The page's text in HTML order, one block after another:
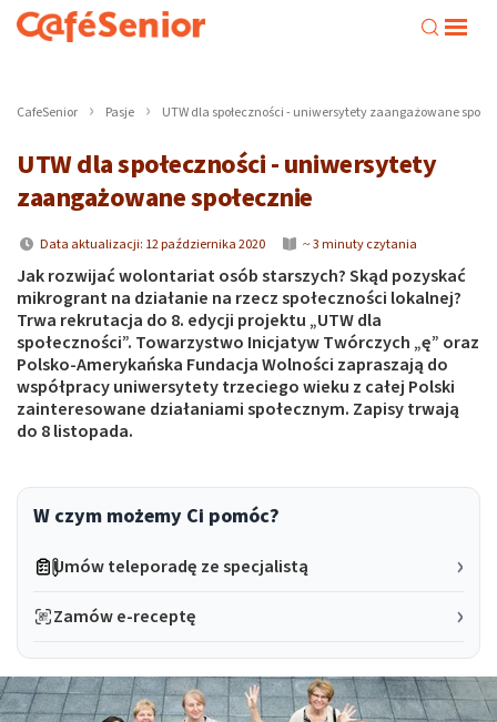
CafeSenior Pasje UTW dla społeczności - uniwersytety zaangażowane
UTW dla społeczności - uniwersytety
zaangażowane społecznie
Data aktualizacji: 12 października 2020 ~ 3 minuty czytania
Jak rozwijać wolontariat osób starszych? Skąd pozyskać
mikrogrant na działanie na rzecz społeczności lokalnej?
Trwa rekrutacja do 8. edycji projektu „UTW dla
społeczności”. Towarzystwo Inicjatyw Twórczych „ę” oraz
Polsko-Amerykańska Fundacja Wolności zapraszają do
współpracy uniwersytety trzeciego wieku z całej Polski
zainteresowane działaniami społecznym. Zapisy trwają
do 8 listopada.
W czym możemy Ci pomóc?
Umów teleporadę ze specjalistą
Zamów e-receptę